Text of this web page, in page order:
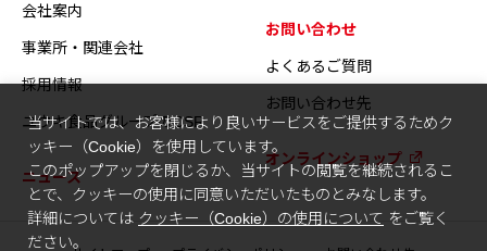
会社案内
事業所・関連会社
採用情報
ユウキ食品グループのCSR
ニュース
お問い合わせ
よくあるご質問
お問い合わせ先
オンラインショップ
当サイトでは、お客様により良いサービスをご提供するためク
ッキー（Cookie）を使用しています。
このポップアップを閉じるか、当サイトの閲覧を継続されるこ
とで、クッキーの使用に同意いただいたものとみなします。
詳細については クッキー（Cookie）の使用について をご覧く
ださい。